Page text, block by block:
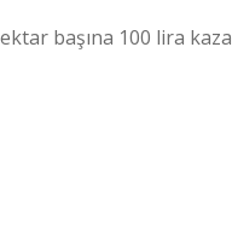
başına 100 lira